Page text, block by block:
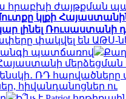
հրաբխի ժայթքման
կլքի
լինել Ռուսաստանի
փակվել են ԱԹՍ-
պատճառով
Հայաստանի
ՌԴ հարվածները
հիվանդանոցներ ու